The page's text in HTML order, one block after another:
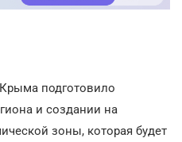
подготовило
и создании на
зоны, которая будет